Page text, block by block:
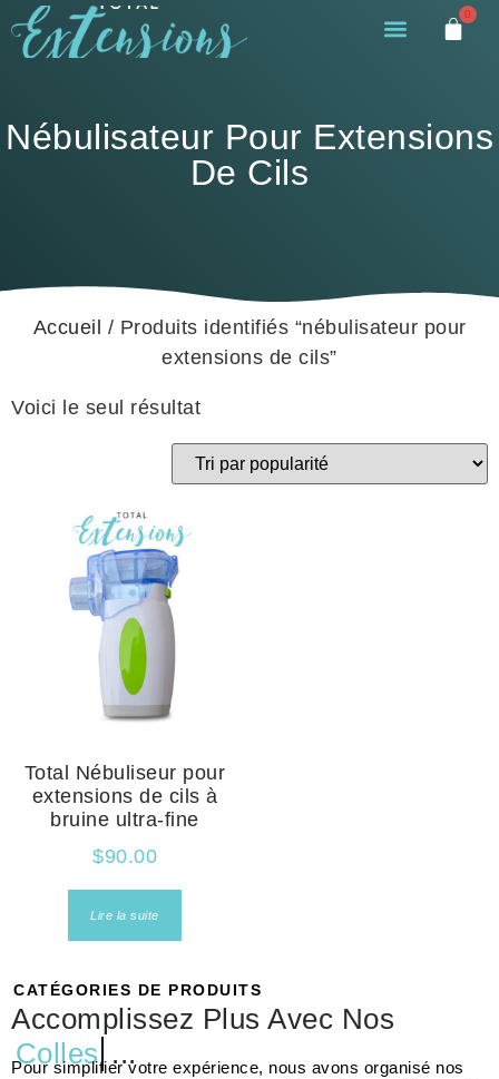
0
Nébulisateur Pour Extensions
De Cils
Accueil / Produits identifiés “nébulisateur pour
extensions de cils”
Voici le seul résultat
Total Nébuliseur pour
extensions de cils à
bruine ultra-fine
$90.00
Lire la suite
CATÉGORIES DE PRODUITS
Accomplissez Plus Avec Nos
Colles ...
Pour simplifier votre expérience, nous avons organisé nos